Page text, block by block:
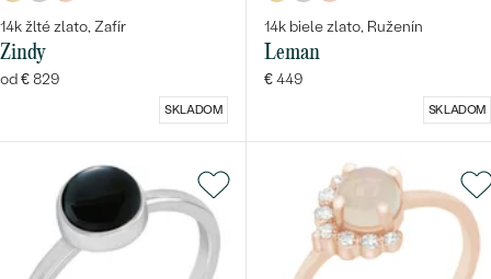
14k žlté zlato, Zafír
Zindy
od € 829
SKLADOM
14k biele zlato, Ruženín
Leman
€ 449
SKLADOM